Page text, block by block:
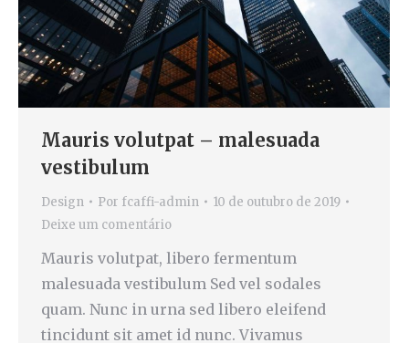
Mauris volutpat – malesuada
vestibulum
Design Por fcaffi-admin
10 de outubro de 2019
Deixe um comentário
Mauris volutpat, libero fermentum
malesuada vestibulum Sed vel sodales
quam. Nunc in urna sed libero eleifend
tincidunt sit amet id nunc. Vivamus